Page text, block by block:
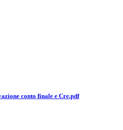
conto finale e Cre.pdf